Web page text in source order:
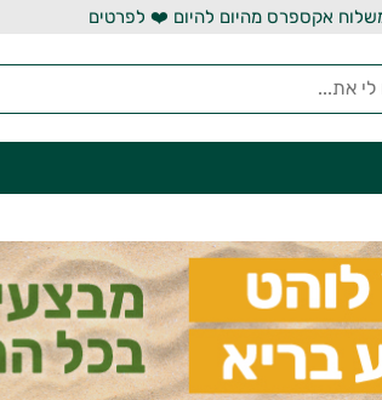
אקספרס מהיום להיום ❤️ לפרטים